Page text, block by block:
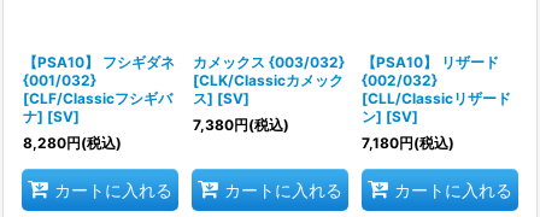
【PSA10】 フシギダネ
{001/032}
[CLF/Classicフシギバ
ナ] [SV]
8,280円(税込)
カートに入れる
カメックス {003/032}
[CLK/Classicカメック
ス] [SV]
7,380円(税込)
カートに入れる
【PSA10】 リザード
{002/032}
[CLL/Classicリザード
ン] [SV]
7,180円(税込)
カートに入れる